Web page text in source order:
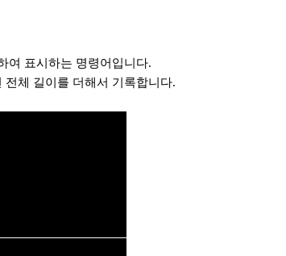
여 표시하는 명령어입니다.
전체 길이를 더해서 기록합니다.